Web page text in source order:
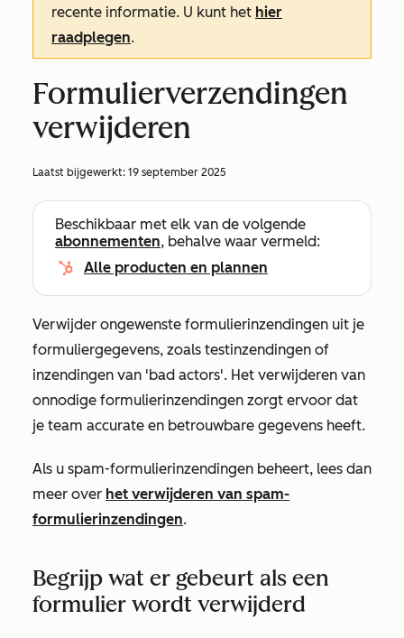
recente informatie. U kunt het hier
raadplegen.
Formulierverzendingen
verwijderen
Laatst bijgewerkt: 19 september 2025
Beschikbaar met elk van de volgende
abonnementen, behalve waar vermeld:
Alle producten en plannen
Verwijder ongewenste formulierinzendingen uit je
formuliergegevens, zoals testinzendingen of
inzendingen van 'bad actors'. Het verwijderen van
onnodige formulierinzendingen zorgt ervoor dat
je team accurate en betrouwbare gegevens heeft.
Als u spam-formulierinzendingen beheert, lees dan
meer over het verwijderen van spam-
formulierinzendingen.
Begrijp wat er gebeurt als een
formulier wordt verwijderd